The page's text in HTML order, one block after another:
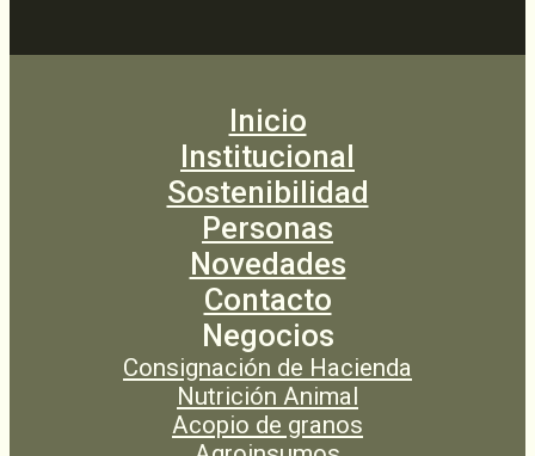
Inicio
Institucional
Sostenibilidad
Personas
Novedades
Contacto
Negocios
Consignación de Hacienda
Nutrición Animal
Acopio de granos